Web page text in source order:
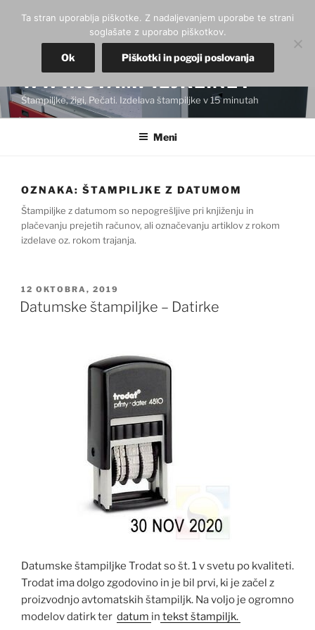
WWW.STAMPILJKE.NET
Štampiljke, žigi, Pečati. Izdelava štampiljke v 15 minutah
Meni
OZNAKA: ŠTAMPILJKE Z DATUMOM
Štampiljke z datumom so nepogrešljive pri knjiženju in
plačevanju prejetih računov, ali označevanju artiklov z rokom
izdelave oz. rokom trajanja.
OBJAVLJENO
DNE
12 OKTOBRA, 2019
Datumske štampiljke – Datirke
Datumske štampiljke Trodat so št. 1 v svetu po kvaliteti.
Trodat ima dolgo zgodovino in je bil prvi, ki je začel z
proizvodnjo avtomatskih štampiljk. Na voljo je ogromno
modelov datirk ter datum in tekst štampiljk.
Ta stran uporablja piškotke. Z nadaljevanjem uporabe te strani
soglašate z uporabo piškotkov.
Ok Piškotki in pogoji poslovanja